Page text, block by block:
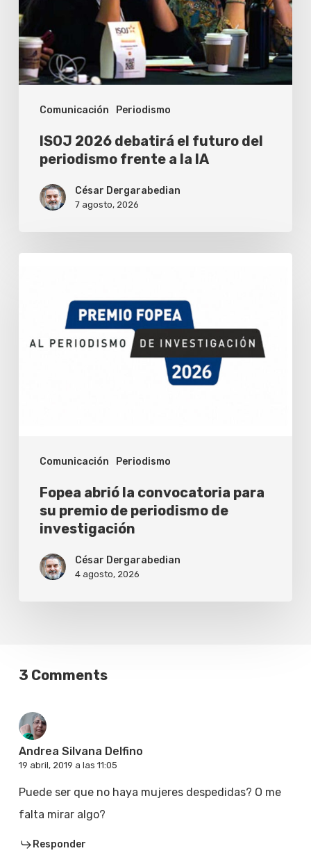
Comunicación Periodismo
del
periodismo
frente
a
ISOJ 2026 debatirá el futuro del
periodismo frente a la IA
César Dergarabedian
7 agosto, 2026
Comunicación Periodismo
convocatoria
para
investigación
Fopea abrió la convocatoria para
su premio de periodismo de
investigación
César Dergarabedian
4 agosto, 2026
3 Comments
Andrea Silvana Delfino
19 abril, 2019 a las 11:05
Puede ser que no haya mujeres despedidas? O me
falta mirar algo?
Responder